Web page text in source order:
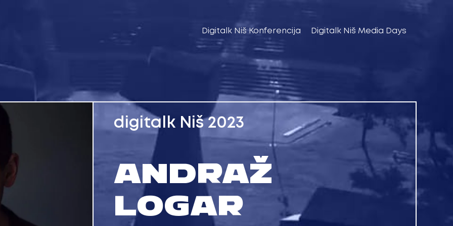
Digitalk Niš Konferencija Digitalk Niš Media Days
digitalk Niš 2023
ANDRAŽ
LOGAR